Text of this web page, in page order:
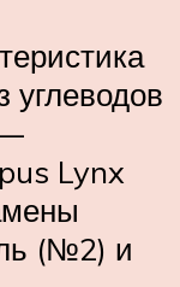
углеводов
—
Lynx
(№2) и